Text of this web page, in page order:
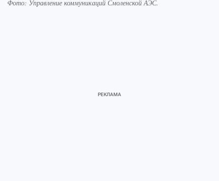
Фото: Управление коммуникаций Смоленской АЭС.